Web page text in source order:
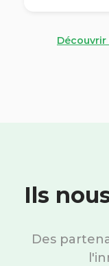
Ils
Des